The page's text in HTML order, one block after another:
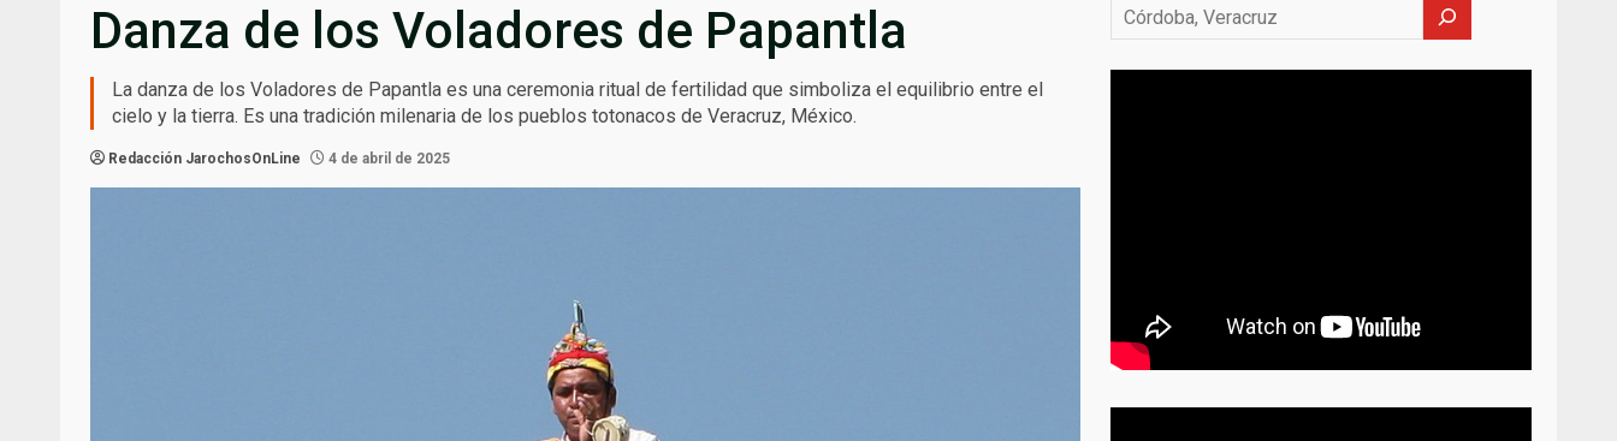
Danza de los Voladores de Papantla
La danza de los Voladores de Papantla es una ceremonia ritual de fertilidad que simboliza el equilibrio entre el
cielo y la tierra. Es una tradición milenaria de los pueblos totonacos de Veracruz, México.
Redacción JarochosOnLine 4 de abril de 2025